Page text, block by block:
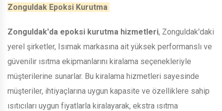
Zonguldak Epoksi Kurutma
Zonguldak'da epoksi kurutma hizmetleri, Zonguldak'daki
yerel şirketler, Isımak markasına ait yüksek performanslı ve
güvenilir ısıtma ekipmanlarını kiralama seçenekleriyle
müşterilerine sunarlar. Bu kiralama hizmetleri sayesinde
müşteriler, ihtiyaçlarına uygun kapasite ve özelliklere sahip
ısıtıcıları uygun fiyatlarla kiralayarak, ekstra ısıtma